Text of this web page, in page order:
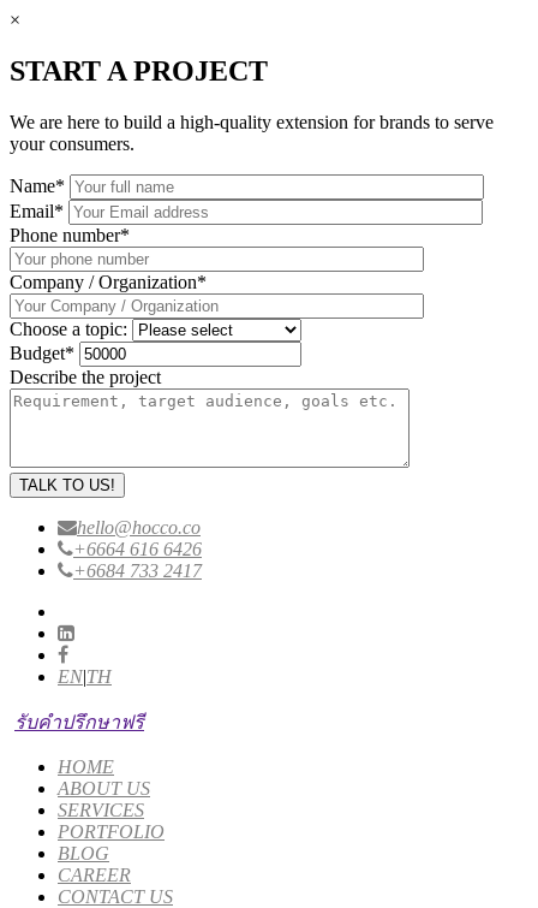
×
START A PROJECT
We are here to build a high-quality extension for brands to serve
your consumers.
Name*
Email*
Phone number*
Company / Organization*
Choose a topic:
Budget*
Describe the project
hello@hocco.co
+6664 616 6426
+6684 733 2417
EN|TH
รับคำปรึกษาฟรี
HOME
ABOUT US
SERVICES
PORTFOLIO
BLOG
CAREER
CONTACT US